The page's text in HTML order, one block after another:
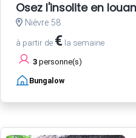
Osez l'insolite en
Nièvre 58
à partir de € la semaine
3 personne(s)
Bungalow